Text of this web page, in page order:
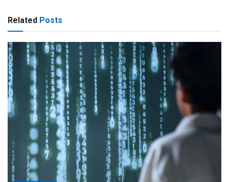
Related Posts